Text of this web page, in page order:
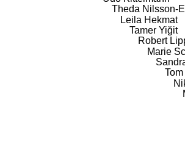
Theda Nilsson-
Leila Hekmat
Tamer Yiğit
Robert
Marie